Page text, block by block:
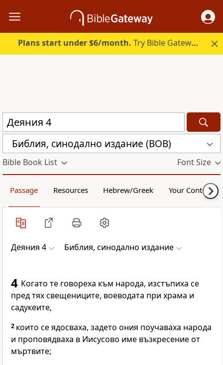
Plans start under $6/month. Try Bible Gateway Plus.
Библия, синодално издание (BOB)
Bible Book List Font Size
Passage Resources Hebrew/Greek Your Content
Деяния 4 Библия, синодално издание
4 Когато те говореха към народа, изстъпиха се
пред тях свещениците, воеводата при храма и
садукеите,
2 които се ядосваха, задето ония поучаваха народа
и проповядваха в Иисусово име възкресение от
мъртвите;